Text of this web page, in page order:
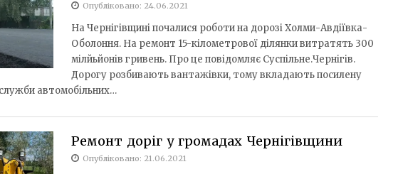
Опубліковано: 24.06.2021
На Чернігівщині почалися роботи на дорозі Холми-Авдіївка-
Оболоння. На ремонт 15-кілометрової ділянки витратять 300
мілйьйонів гривень. Про це повідомляє Суспільне.Чернігів.
Дорогу розбивають вантажівки, тому вкладають посилену
автомобільних…
Ремонт доріг у громадах Чернігівщини
Опубліковано: 21.06.2021